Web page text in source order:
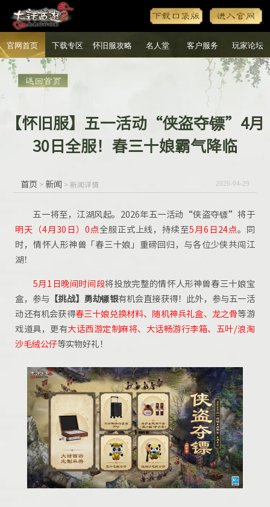
官网首页 下载专区 怀旧服攻略 名人堂 客户服务 玩家论坛
【怀旧服】五一活动“侠盗夺镖”4月
30日全服！春三十娘霸气降临
首页 > 新闻 > 新闻详情 2026-04-29
五一将至，江湖风起。2026年五一活动“侠盗夺镖”将于
明天（4月30日） 0点全服正式上线，持续至5月6日24点。同
时，情怀人形神兽「春三十娘」重磅回归，与各位少侠共闯江
湖！
5月1日晚间时间段将投放完整的情怀人形神兽春三十娘宝
盒，参与 【挑战】勇劫镖银有机会直接获得！此外，参与五一活
动还有机会获得春三十娘兑换材料、随机神兵礼盒、龙之骨等游
戏道具，更有大话西游定制麻将、大话畅游行李箱、五叶/浪淘
沙毛绒公仔等实物好礼！